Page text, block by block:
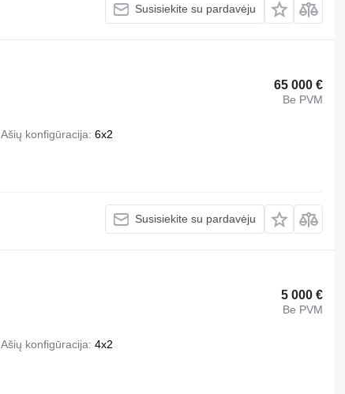
Susisiekite su pardavėju
65 000 €
Be PVM
Ašių konfigūracija 6x2
Susisiekite su pardavėju
5 000 €
Be PVM
Ašių konfigūracija 4x2